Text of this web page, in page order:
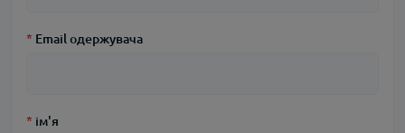
* Email одержувача
* ім'я